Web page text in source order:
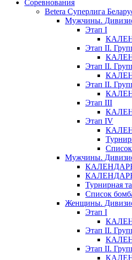
Соревнования
Betera Суперлига
Мужчины.
Этап I
Этап II.
Этап II.
Этап II.
Этап III
Этап IV
Мужчины.
Турнирная
Список
Женщины.
Этап I
Этап II.
Этап II.